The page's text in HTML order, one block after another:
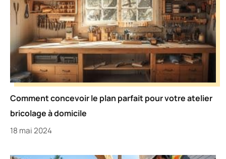
Comment concevoir le plan parfait pour votre atelier
bricolage à domicile
18 mai 2024